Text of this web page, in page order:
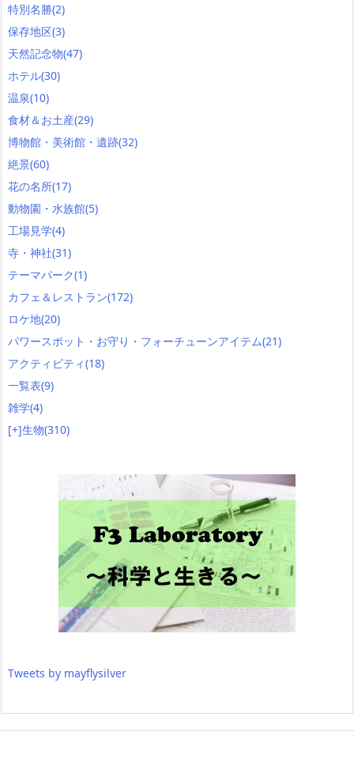
特別名勝(2)
保存地区(3)
天然記念物(47)
ホテル(30)
温泉(10)
食材＆お土産(29)
博物館・美術館・遺跡(32)
絶景(60)
花の名所(17)
動物園・水族館(5)
工場見学(4)
寺・神社(31)
テーマパーク(1)
カフェ＆レストラン(172)
ロケ地(20)
パワースポット・お守り・フォーチューンアイテム(21)
アクティビティ(18)
一覧表(9)
雑学(4)
[+]生物(310)
Tweets by mayflysilver